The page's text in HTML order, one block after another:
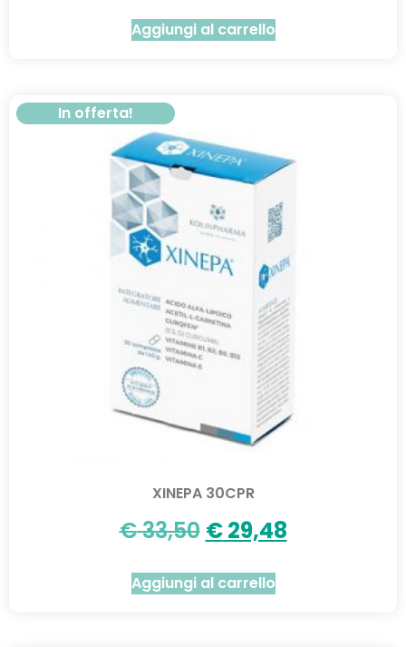
Aggiungi al carrello
In offerta!
XINEPA 30CPR
€33,50 €29,48
Aggiungi al carrello